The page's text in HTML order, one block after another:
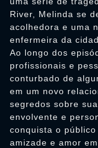
River, Melinda se
acolhedora e uma
enfermeira da
Ao longo dos
profissionais e
conturbado de
em um novo
segredos sobre
envolvente e
conquista o
amizade e amor